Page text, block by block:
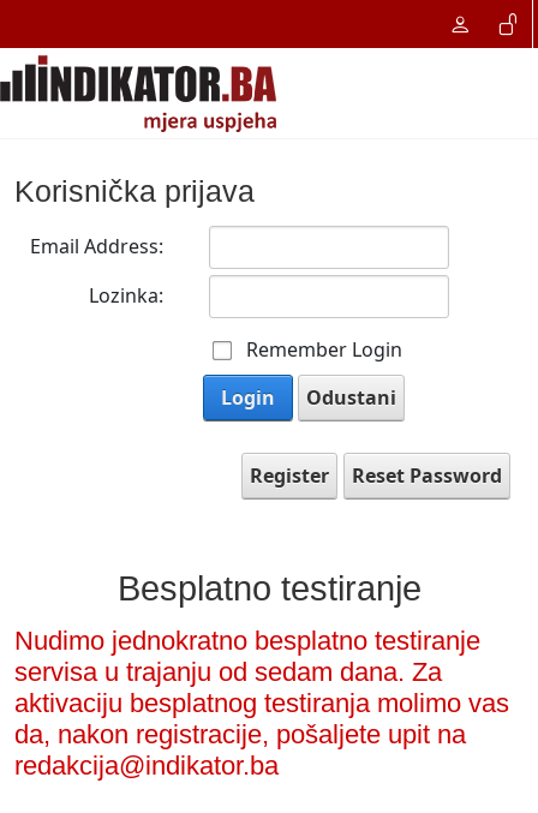
Korisnička prijava
Email Address:
Lozinka:
Remember Login
Login
Odustani
Register Reset Password
Besplatno testiranje
Nudimo jednokratno besplatno testiranje
servisa u trajanju od sedam dana. Za
aktivaciju besplatnog testiranja molimo vas
da, nakon registracije, pošaljete upit na
redakcija@indikator.ba